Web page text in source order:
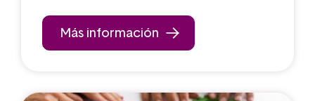
Más información